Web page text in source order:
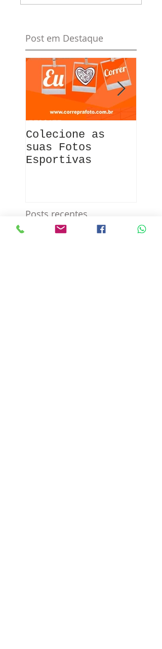
Post em Destaque
Colecione as
suas Fotos
Esportivas
Posts recentes